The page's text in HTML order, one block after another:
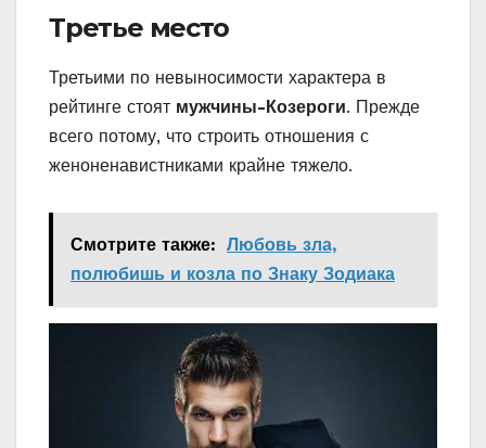
Третье место
Третьими по невыносимости характера в
рейтинге стоят мужчины-Козероги. Прежде
всего потому, что строить отношения с
женоненавистниками крайне тяжело.
Смотрите также: Любовь зла,
полюбишь и козла по Знаку Зодиака